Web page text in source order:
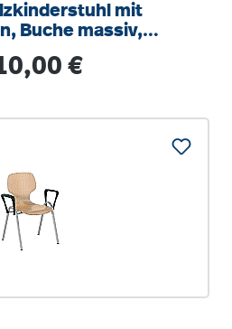
mit
Buche massiv,
Preis:
€